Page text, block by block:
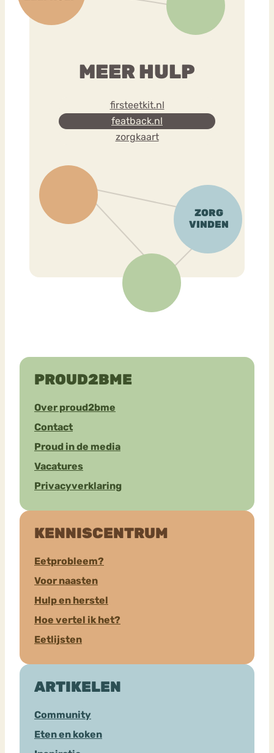
MEER HULP
firsteetkit.nl
featback.nl
zorgkaart
PROUD2BME
Over proud2bme
Contact
Proud in de media
Vacatures
Privacyverklaring
KENNISCENTRUM
Eetprobleem?
Voor naasten
Hulp en herstel
Hoe vertel ik het?
Eetlijsten
ARTIKELEN
Community
Eten en koken